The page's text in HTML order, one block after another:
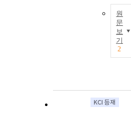
due to the loss
inclusiveness.
efficient
for problem
solving, or the
individual
game is fully
completed by
원
문
보
기
2